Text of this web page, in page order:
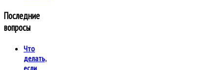
Последние
вопросы
Что
делать,